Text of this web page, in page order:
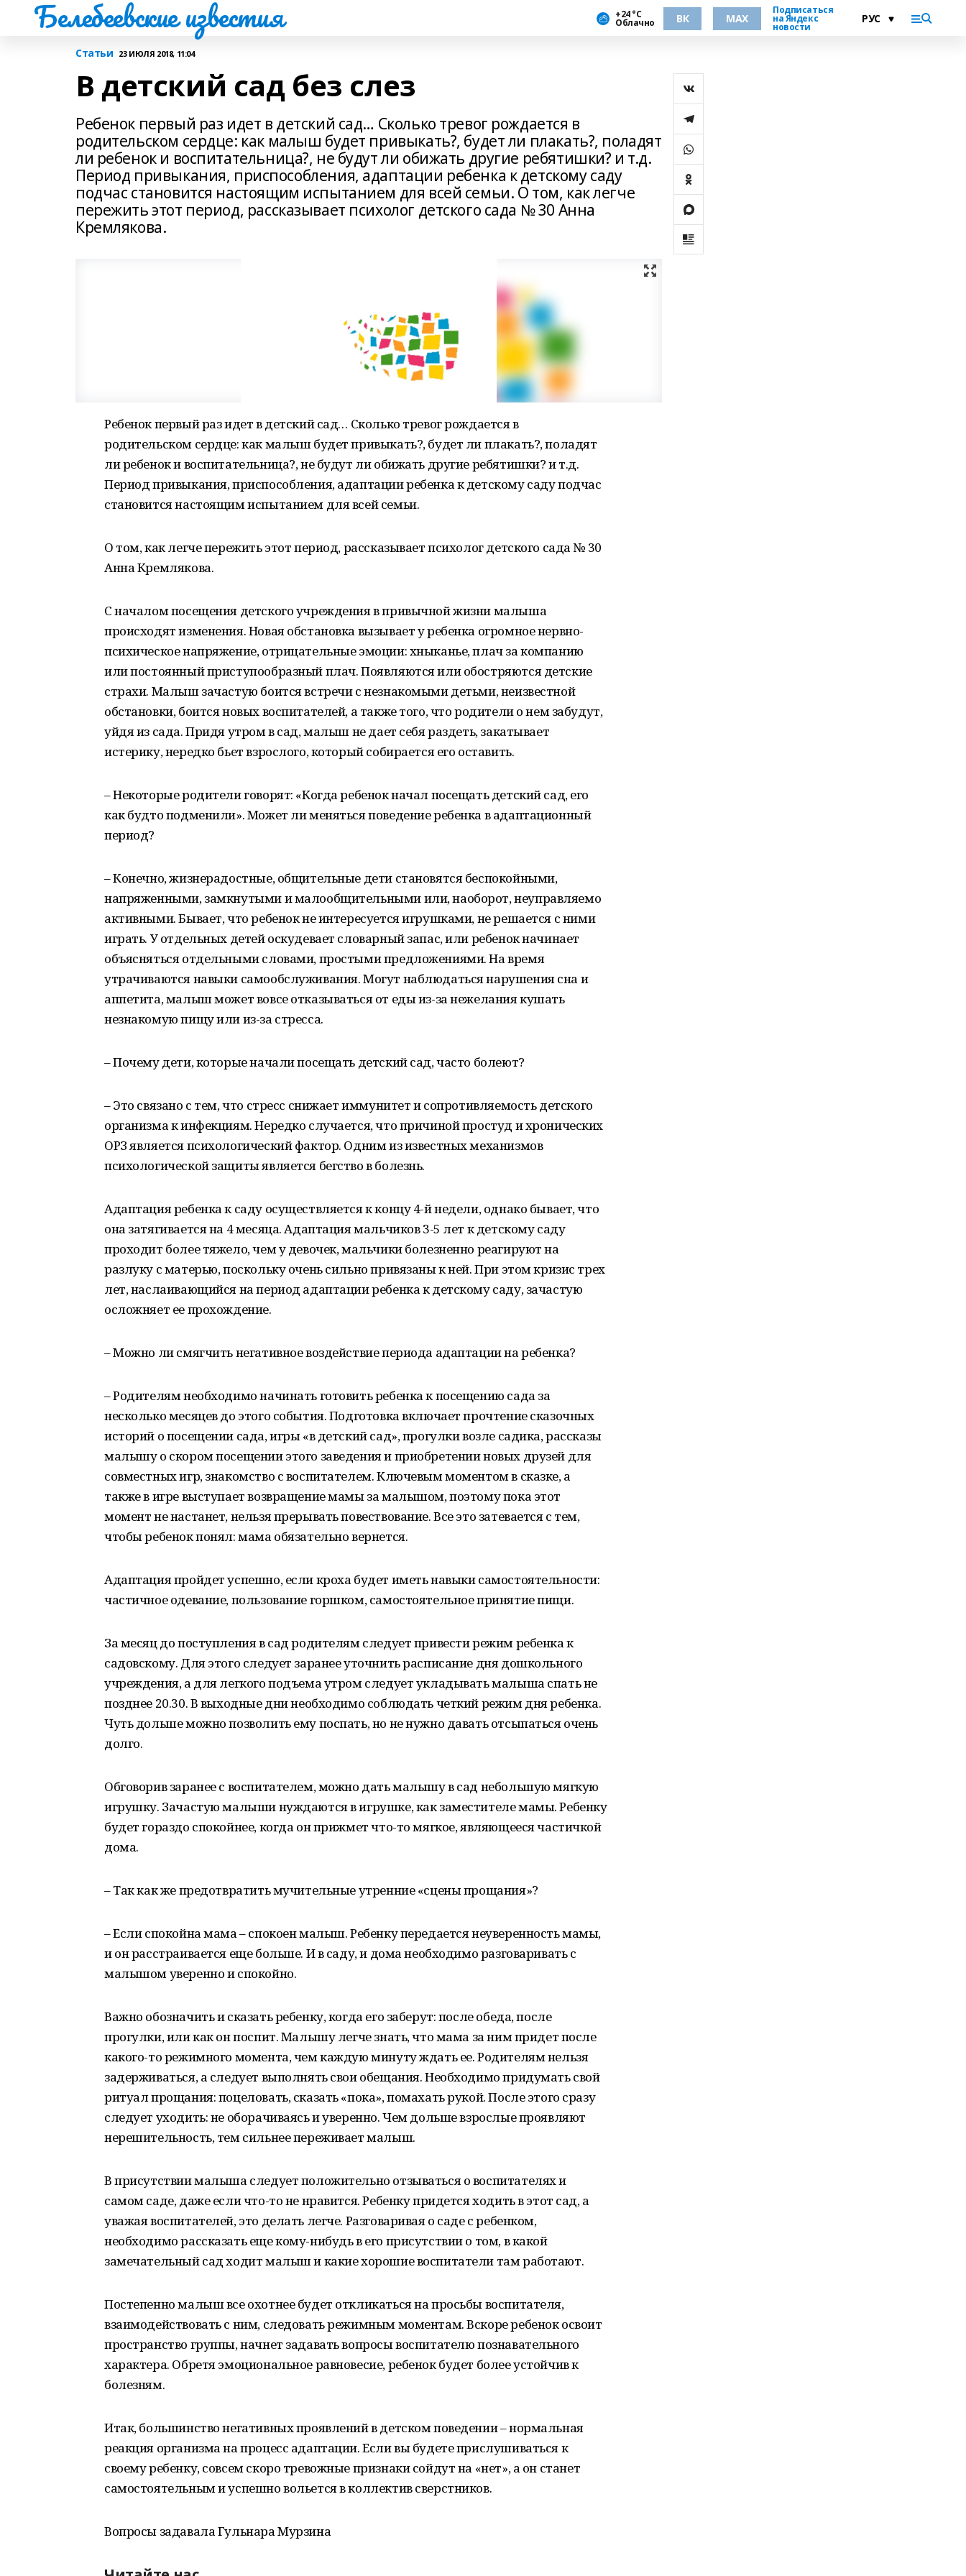
Белебеевские известия +24 °С
Облачно ВК MAX
Подписаться
на Яндекс
новости
Статьи 23 ИЮЛЯ 2018, 11:04
В детский сад без слез
Ребенок первый раз идет в детский сад… Сколько тревог рождается в
родительском сердце: как малыш будет привыкать?, будет ли плакать?, поладят
ли ребенок и воспитательница?, не будут ли обижать другие ребятишки? и т.д.
Период привыкания, приспособления, адаптации ребенка к детскому саду
подчас становится настоящим испытанием для всей семьи. О том, как легче
пережить этот период, рассказывает психолог детского сада № 30 Анна
Кремлякова.
Ребенок первый раз идет в детский сад… Сколько тревог рождается в
родительском сердце: как малыш будет привыкать?, будет ли плакать?, поладят
ли ребенок и воспитательница?, не будут ли обижать другие ребятишки? и т.д.
Период привыкания, приспособления, адаптации ребенка к детскому саду подчас
становится настоящим испытанием для всей семьи.
О том, как легче пережить этот период, рассказывает психолог детского сада № 30
Анна Кремлякова.
С началом посещения детского учреждения в привычной жизни малыша
происходят изменения. Новая обстановка вызывает у ребенка огромное нервно-
психическое напряжение, отрицательные эмоции: хныканье, плач за компанию
или постоянный приступообразный плач. Появляются или обостряются детские
страхи. Малыш зачастую боится встречи с незнакомыми детьми, неизвестной
обстановки, боится новых воспитателей, а также того, что родители о нем забудут,
уйдя из сада. Придя утром в сад, малыш не дает себя раздеть, закатывает
истерику, нередко бьет взрослого, который собирается его оставить.
– Некоторые родители говорят: «Когда ребенок начал посещать детский сад, его
как будто подменили». Может ли меняться поведение ребенка в адаптационный
период?
– Конечно, жизнерадостные, общительные дети становятся беспокойными,
напряженными, замкнутыми и малообщительными или, наоборот, неуправляемо
активными. Бывает, что ребенок не интересуется игрушками, не решается с ними
играть. У отдельных детей оскудевает словарный запас, или ребенок начинает
объясняться отдельными словами, простыми предложениями. На время
утрачиваются навыки самообслуживания. Могут наблюдаться нарушения сна и
аппетита, малыш может вовсе отказываться от еды из-за нежелания кушать
незнакомую пищу или из-за стресса.
– Почему дети, которые начали посещать детский сад, часто болеют?
– Это связано с тем, что стресс снижает иммунитет и сопротивляемость детского
организма к инфекциям. Нередко случается, что причиной простуд и хронических
ОРЗ является психологический фактор. Одним из известных механизмов
психологической защиты является бегство в болезнь.
Адаптация ребенка к саду осуществляется к концу 4-й недели, однако бывает, что
она затягивается на 4 месяца. Адаптация мальчиков 3-5 лет к детскому саду
проходит более тяжело, чем у девочек, мальчики болезненно реагируют на
разлуку с матерью, поскольку очень сильно привязаны к ней. При этом кризис трех
лет, наслаивающийся на период адаптации ребенка к детскому саду, зачастую
осложняет ее прохождение.
– Можно ли смягчить негативное воздействие периода адаптации на ребенка?
– Родителям необходимо начинать готовить ребенка к посещению сада за
несколько месяцев до этого события. Подготовка включает прочтение сказочных
историй о посещении сада, игры «в детский сад», прогулки возле садика, рассказы
малышу о скором посещении этого заведения и приобретении новых друзей для
совместных игр, знакомство с воспитателем. Ключевым моментом в сказке, а
также в игре выступает возвращение мамы за малышом, поэтому пока этот
момент не настанет, нельзя прерывать повествование. Все это затевается с тем,
чтобы ребенок понял: мама обязательно вернется.
Адаптация пройдет успешно, если кроха будет иметь навыки самостоятельности:
частичное одевание, пользование горшком, самостоятельное принятие пищи.
За месяц до поступления в сад родителям следует привести режим ребенка к
садовскому. Для этого следует заранее уточнить расписание дня дошкольного
учреждения, а для легкого подъема утром следует укладывать малыша спать не
позднее 20.30. В выходные дни необходимо соблюдать четкий режим дня ребенка.
Чуть дольше можно позволить ему поспать, но не нужно давать отсыпаться очень
долго.
Обговорив заранее с воспитателем, можно дать малышу в сад небольшую мягкую
игрушку. Зачастую малыши нуждаются в игрушке, как заместителе мамы. Ребенку
будет гораздо спокойнее, когда он прижмет что-то мягкое, являющееся частичкой
дома.
– Так как же предотвратить мучительные утренние «сцены прощания»?
– Если спокойна мама – спокоен малыш. Ребенку передается неуверенность мамы,
и он расстраивается еще больше. И в саду, и дома необходимо разговаривать с
малышом уверенно и спокойно.
Важно обозначить и сказать ребенку, когда его заберут: после обеда, после
прогулки, или как он поспит. Малышу легче знать, что мама за ним придет после
какого-то режимного момента, чем каждую минуту ждать ее. Родителям нельзя
задерживаться, а следует выполнять свои обещания. Необходимо придумать свой
ритуал прощания: поцеловать, сказать «пока», помахать рукой. После этого сразу
следует уходить: не оборачиваясь и уверенно. Чем дольше взрослые проявляют
нерешительность, тем сильнее переживает малыш.
В присутствии малыша следует положительно отзываться о воспитателях и
самом саде, даже если что-то не нравится. Ребенку придется ходить в этот сад, а
уважая воспитателей, это делать легче. Разговаривая о саде с ребенком,
необходимо рассказать еще кому-нибудь в его присутствии о том, в какой
замечательный сад ходит малыш и какие хорошие воспитатели там работают.
Постепенно малыш все охотнее будет откликаться на просьбы воспитателя,
взаимодействовать с ним, следовать режимным моментам. Вскоре ребенок освоит
пространство группы, начнет задавать вопросы воспитателю познавательного
характера. Обретя эмоциональное равновесие, ребенок будет более устойчив к
болезням.
Итак, большинство негативных проявлений в детском поведении – нормальная
реакция организма на процесс адаптации. Если вы будете прислушиваться к
своему ребенку, совсем скоро тревожные признаки сойдут на «нет», а он станет
самостоятельным и успешно вольется в коллектив сверстников.
Вопросы задавала Гульнара Мурзина